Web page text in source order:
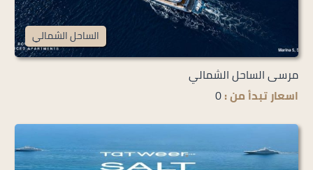
الساحل الشمالي
مرسى الساحل الشمالي
اسعار تبدأ من :0